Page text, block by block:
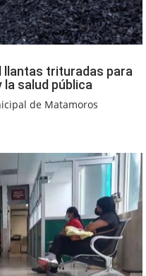
llantas trituradas para
salud pública
de Matamoros